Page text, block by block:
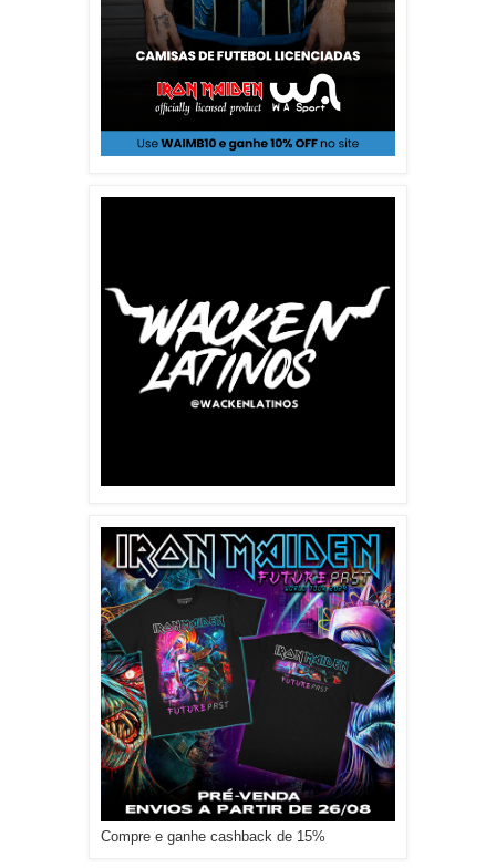
Compre e ganhe cashback de 15%